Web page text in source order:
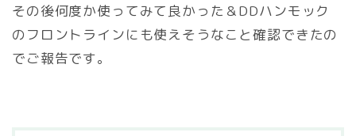
その後何度か使ってみて良かった＆DDハンモック
のフロントラインにも使えそうなこと確認できたの
でご報告です。